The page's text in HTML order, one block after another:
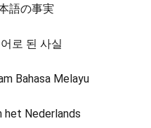
語の事実
로 된 사실
Bahasa Melayu
Nederlands